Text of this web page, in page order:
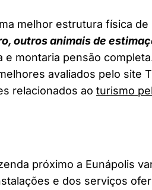
melhor estrutura física de
outros animais de
montaria pensão
avaliados pelo site
relacionados ao turismo
próximo a Eunápolis
e dos serviços